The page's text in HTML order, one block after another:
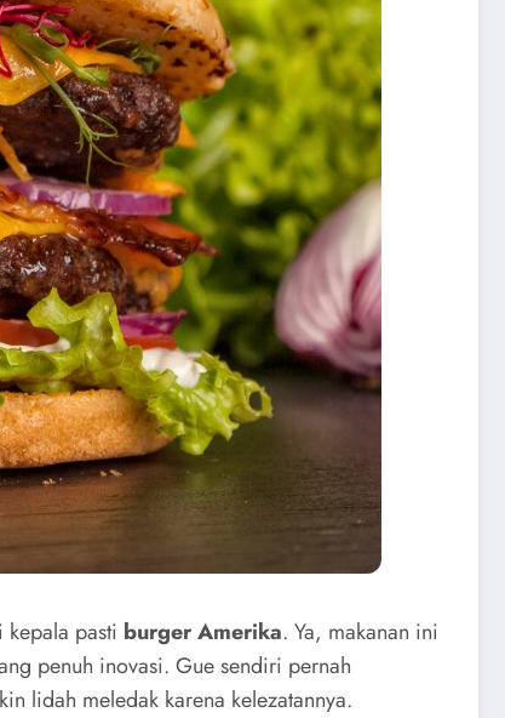
pasti burger Amerika. Ya, makanan ini
penuh inovasi. Gue sendiri pernah
lidah meledak karena kelezatannya.